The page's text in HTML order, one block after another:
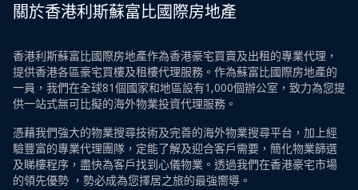
關於香港利斯蘇富比國際房地產
香港利斯蘇富比國際房地產作為香港豪宅買賣及出租的專業代理，
提供香港各區豪宅買樓及租樓代理服務。作為蘇富比國際房地產的
一員，我們在全球81個國家和地區設有1,000個辦公室，致力為您提
供一站式無可比擬的海外物業投資代理服務。
憑藉我們強大的物業搜尋技術及完善的海外物業搜尋平台，加上經
驗豐富的專業代理團隊，定能了解及迎合客戶需要，簡化物業篩選
及睇樓程序，盡快為客戶找到心儀物業。透過我們在香港豪宅市場
的領先優勢 ，勢必成為您擇居之旅的最強嚮導。